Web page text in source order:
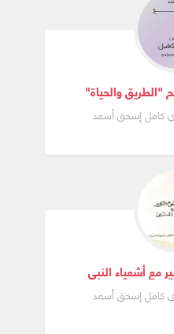
"الطريق والحياة"
كامل إسحق أسعد
مع أشعياء النبي
كامل إسحق أسعد